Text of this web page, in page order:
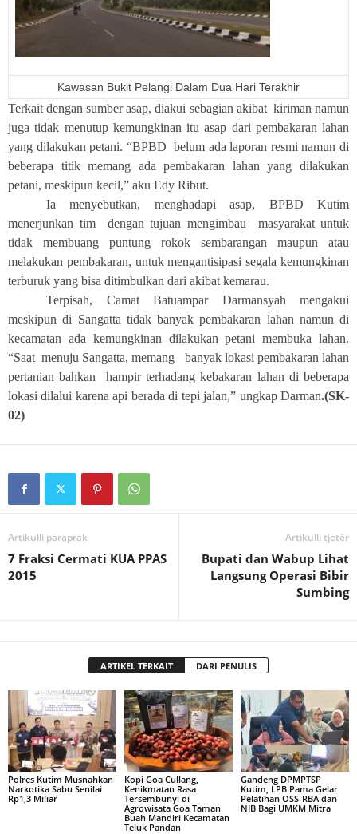
Kawasan Bukit Pelangi Dalam Dua Hari Terakhir
Terkait dengan sumber asap, diakui sebagian akibat kiriman namun
juga tidak menutup kemungkinan itu asap dari pembakaran lahan
yang dilakukan petani. “BPBD belum ada laporan resmi namun di
beberapa titik memang ada pembakaran lahan yang dilakukan
petani, meskipun kecil,” aku Edy Ribut.
Ia menyebutkan, menghadapi asap, BPBD Kutim
menerjunkan tim dengan tujuan mengimbau masyarakat untuk
tidak membuang puntung rokok sembarangan maupun atau
melakukan pembakaran, untuk mengantisipasi segala kemungkinan
terburuk yang bisa ditimbulkan dari akibat kemarau.
Terpisah, Camat Batuampar Darmansyah mengakui
meskipun di Sangatta tidak banyak pembakaran lahan namun di
kecamatan ada kemungkinan dilakukan petani membuka lahan.
“Saat menuju Sangatta, memang banyak lokasi pembakaran lahan
pertanian bahkan hampir terhadang kebakaran lahan di beberapa
lokasi dilalui karena api berada di tepi jalan,” ungkap Darman.(SK-
02)
Artikulli paraprak
7 Fraksi Cermati KUA PPAS
2015
Artikulli tjetër
Bupati dan Wabup Lihat
Langsung Operasi Bibir
Sumbing
ARTIKEL TERKAIT DARI PENULIS
Polres Kutim Musnahkan
Narkotika Sabu Senilai
Rp1,3 Miliar
Kopi Goa Cullang,
Kenikmatan Rasa
Tersembunyi di
Agrowisata Goa Taman
Buah Mandiri Kecamatan
Teluk Pandan
Gandeng DPMPTSP
Kutim, LPB Pama Gelar
Pelatihan OSS-RBA dan
NIB Bagi UMKM Mitra